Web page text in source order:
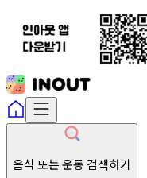
음식 또는 운동 검색하기